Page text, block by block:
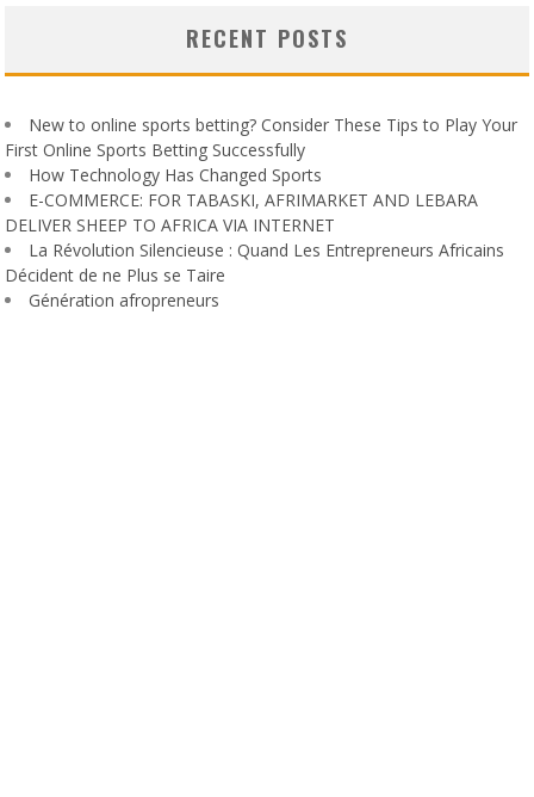
RECENT POSTS
New to online sports betting? Consider These Tips to Play Your
First Online Sports Betting Successfully
How Technology Has Changed Sports
E-COMMERCE: FOR TABASKI, AFRIMARKET AND LEBARA
DELIVER SHEEP TO AFRICA VIA INTERNET
La Révolution Silencieuse : Quand Les Entrepreneurs Africains
Décident de ne Plus se Taire
Génération afropreneurs